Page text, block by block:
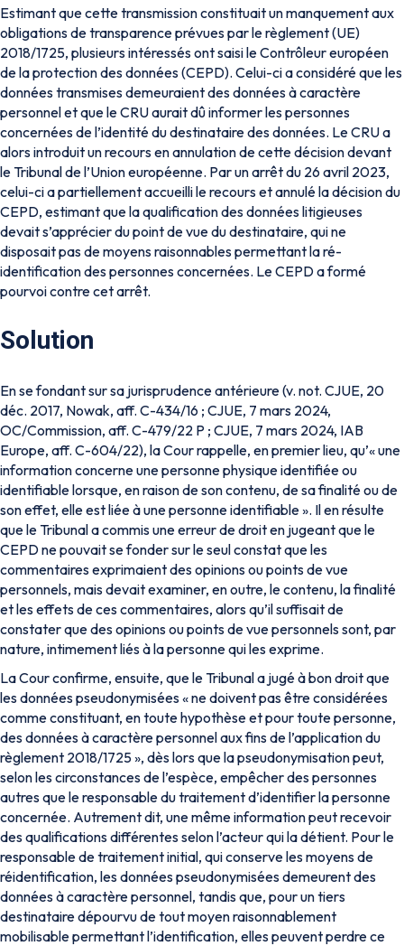
Estimant que cette transmission constituait un manquement aux
obligations de transparence prévues par le règlement (UE)
2018/1725, plusieurs intéressés ont saisi le Contrôleur européen
de la protection des données (CEPD). Celui-ci a considéré que les
données transmises demeuraient des données à caractère
personnel et que le CRU aurait dû informer les personnes
concernées de l’identité du destinataire des données. Le CRU a
alors introduit un recours en annulation de cette décision devant
le Tribunal de l’Union européenne. Par un arrêt du 26 avril 2023,
celui-ci a partiellement accueilli le recours et annulé la décision du
CEPD, estimant que la qualification des données litigieuses
devait s’apprécier du point de vue du destinataire, qui ne
disposait pas de moyens raisonnables permettant la ré-
identification des personnes concernées. Le CEPD a formé
pourvoi contre cet arrêt.
Solution
En se fondant sur sa jurisprudence antérieure (v. not. CJUE, 20
déc. 2017, Nowak, aff. C-434/16 ; CJUE, 7 mars 2024,
OC/Commission, aff. C-479/22 P ; CJUE, 7 mars 2024, IAB
Europe, aff. C-604/22), la Cour rappelle, en premier lieu, qu’« une
information concerne une personne physique identifiée ou
identifiable lorsque, en raison de son contenu, de sa finalité ou de
son effet, elle est liée à une personne identifiable ». Il en résulte
que le Tribunal a commis une erreur de droit en jugeant que le
CEPD ne pouvait se fonder sur le seul constat que les
commentaires exprimaient des opinions ou points de vue
personnels, mais devait examiner, en outre, le contenu, la finalité
et les effets de ces commentaires, alors qu’il suffisait de
constater que des opinions ou points de vue personnels sont, par
nature, intimement liés à la personne qui les exprime.
La Cour confirme, ensuite, que le Tribunal a jugé à bon droit que
les données pseudonymisées « ne doivent pas être considérées
comme constituant, en toute hypothèse et pour toute personne,
des données à caractère personnel aux fins de l’application du
règlement 2018/1725 », dès lors que la pseudonymisation peut,
selon les circonstances de l’espèce, empêcher des personnes
autres que le responsable du traitement d’identifier la personne
concernée. Autrement dit, une même information peut recevoir
des qualifications différentes selon l’acteur qui la détient. Pour le
responsable de traitement initial, qui conserve les moyens de
réidentification, les données pseudonymisées demeurent des
données à caractère personnel, tandis que, pour un tiers
destinataire dépourvu de tout moyen raisonnablement
mobilisable permettant l’identification, elles peuvent perdre ce